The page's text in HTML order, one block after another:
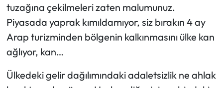
tuzağına çekilmeleri zaten malumunuz.
Piyasada yaprak kımıldamıyor, siz bırakın 4 ay
Arap turizminden bölgenin kalkınmasını ülke kan
ağlıyor, kan…
Ülkedeki gelir dağılımındaki adaletsizlik ne ahlak